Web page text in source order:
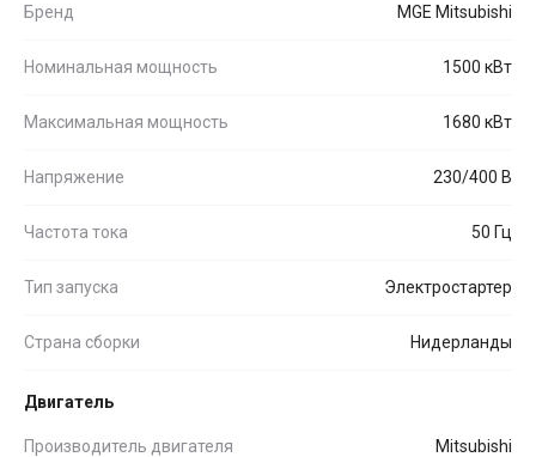
Бренд MGE Mitsubishi
Номинальная мощность 1500 кВт
Максимальная мощность 1680 кВт
Напряжение 230/400 В
Частота тока 50 Гц
Тип запуска Электростартер
Страна сборки Нидерланды
Двигатель
Производитель двигателя Mitsubishi